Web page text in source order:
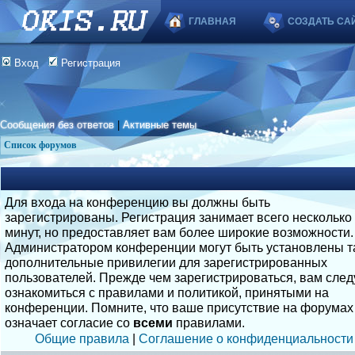
ГЛАВНАЯ СОЗДАТЬ
Вход Регистрация
Сообщения без ответов |Активные темы
Список форумов
Для входа на конференцию вы должны быть
зарегистрированы. Регистрация занимает всего несколько
минут, но предоставляет вам более широкие возможности.
Администратором конференции могут быть установлены
дополнительные привилегии для зарегистрированных
пользователей. Прежде чем зарегистрироваться, вам
ознакомиться с правилами и политикой, принятыми на
конференции. Помните, что ваше присутствие на форумах
означает согласие со всеми правилами.
Общие правила | Соглашение о конфиденциальности